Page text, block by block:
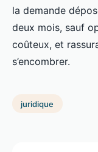
la demande
deux mois, sauf
coûteux, et
s’encombrer.
juridique